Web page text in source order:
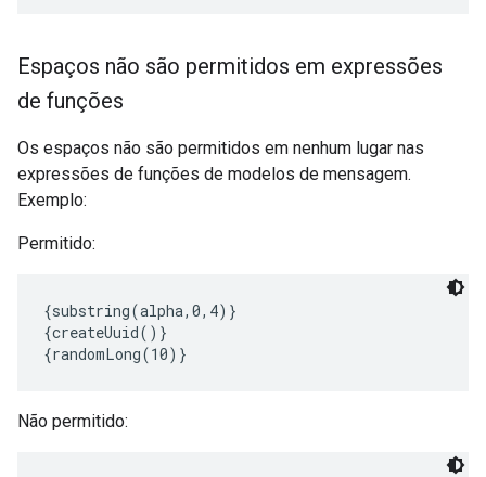
Espaços não são permitidos em expressões
de funções
Os espaços não são permitidos em nenhum lugar nas
expressões de funções de modelos de mensagem.
Exemplo:
Permitido:
{substring(alpha,0,4)}
{createUuid()}
{randomLong(10)}
Não permitido: